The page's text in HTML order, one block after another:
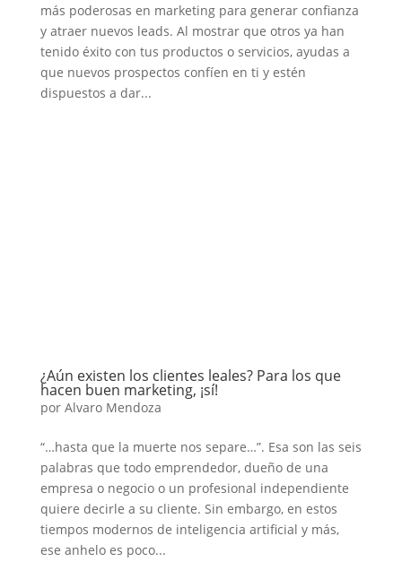
más poderosas en marketing para generar confianza
y atraer nuevos leads. Al mostrar que otros ya han
tenido éxito con tus productos o servicios, ayudas a
que nuevos prospectos confíen en ti y estén
dispuestos a dar...
¿Aún existen los clientes leales? Para los que
hacen buen marketing, ¡sí!
por Alvaro Mendoza
“…hasta que la muerte nos separe…”. Esa son las seis
palabras que todo emprendedor, dueño de una
empresa o negocio o un profesional independiente
quiere decirle a su cliente. Sin embargo, en estos
tiempos modernos de inteligencia artificial y más,
ese anhelo es poco...